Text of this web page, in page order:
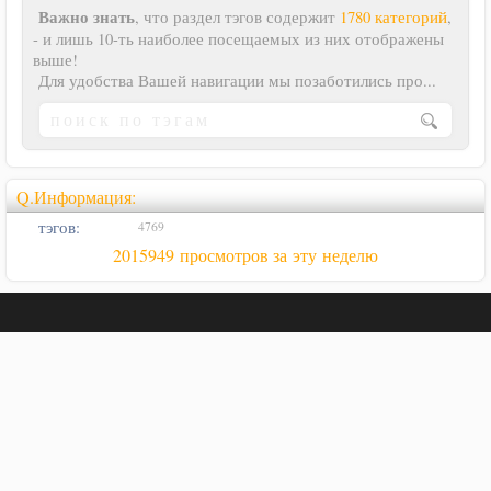
Важно знать, что раздел тэгов содержит 1780 категорий,
- и лишь 10-ть наиболее посещаемых из них отображены
выше!
Для удобства Вашей навигации мы позаботились про...
Q.Информация:
тэгов: 4769
2015949 просмотров за эту неделю